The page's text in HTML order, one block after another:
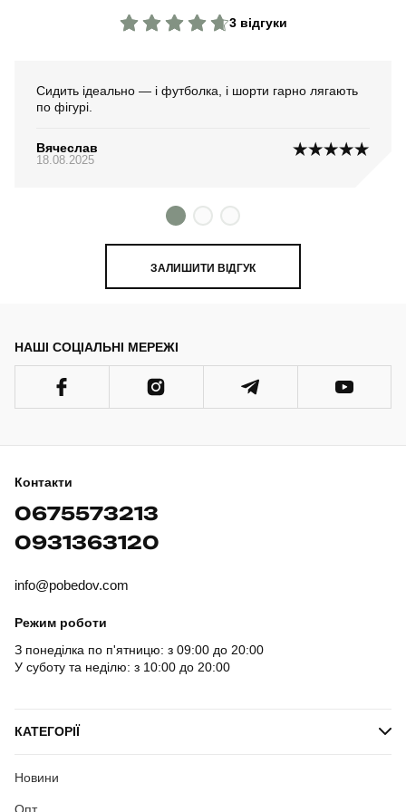
3 відгуки
Сидить ідеально — і футболка, і шорти гарно лягають
по фігурі.
Вячеслав
18.08.2025
ЗАЛИШИТИ ВІДГУК
НАШІ СОЦІАЛЬНІ МЕРЕЖІ
Контакти
0675573213
0931363120
info@pobedov.com
Режим роботи
З понеділка по п'ятницю: з 09:00 до 20:00
У суботу та неділю: з 10:00 до 20:00
КАТЕГОРІЇ
Новини
Опт